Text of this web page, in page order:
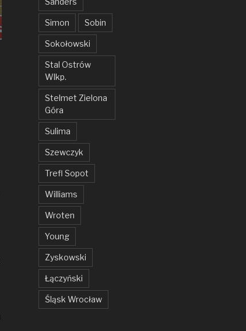
Simon Sobin
Sokołowski
Stal Ostrów
Wlkp.
Stelmet Zielona
Góra
Sulima
Szewczyk
Trefl Sopot
Williams
Wroten
Young
Zyskowski
Łączyński
Śląsk Wrocław